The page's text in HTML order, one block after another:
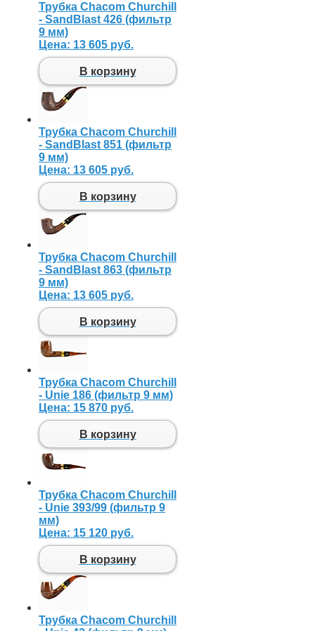
Трубка Chacom Churchill
- SandBlast 426 (фильтр
9 мм)
Цена: 13 605 руб.
В корзину
Трубка Chacom Churchill
- SandBlast 851 (фильтр
9 мм)
Цена: 13 605 руб.
В корзину
Трубка Chacom Churchill
- SandBlast 863 (фильтр
9 мм)
Цена: 13 605 руб.
В корзину
Трубка Chacom Churchill
- Unie 186 (фильтр 9 мм)
Цена: 15 870 руб.
В корзину
Трубка Chacom Churchill
- Unie 393/99 (фильтр 9
мм)
Цена: 15 120 руб.
В корзину
Трубка Chacom Churchill